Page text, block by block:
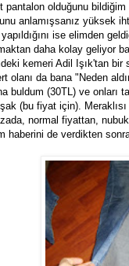
pantalon olduğunu
anlamışsanız yüksek
yapıldığını ise elimden
daha kolay geliyor
kemeri Adil Işık'tan bir
olanı da bana "Neden
buldum (30TL) ve onları
(bu fiyat için).
normal fiyattan,
haberini de verdikten